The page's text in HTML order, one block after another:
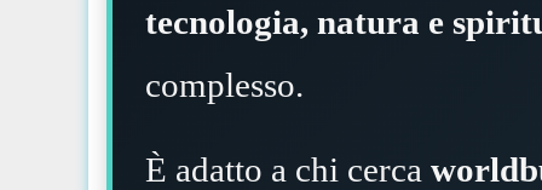
tecnologia, natura e
complesso.
È adatto a chi cerca